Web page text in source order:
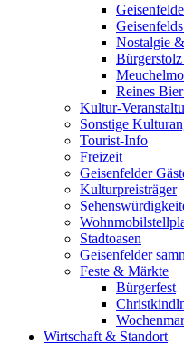
Nostalgie
Reines
Kultur-
Sonstige
Tourist-Info
Freizeit
Geisenfelder
Kulturpreisträger
Stadtoasen
Geisenfelder
Feste & Märkte
Bürgerfest
Wirtschaft & Standort